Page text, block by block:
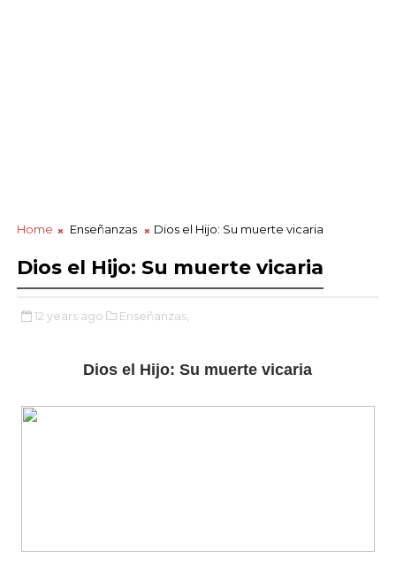
Home Enseñanzas Dios el Hijo: Su muerte vicaria
Dios el Hijo: Su muerte vicaria
12 years ago Enseñanzas,
Dios el Hijo: Su muerte vicaria